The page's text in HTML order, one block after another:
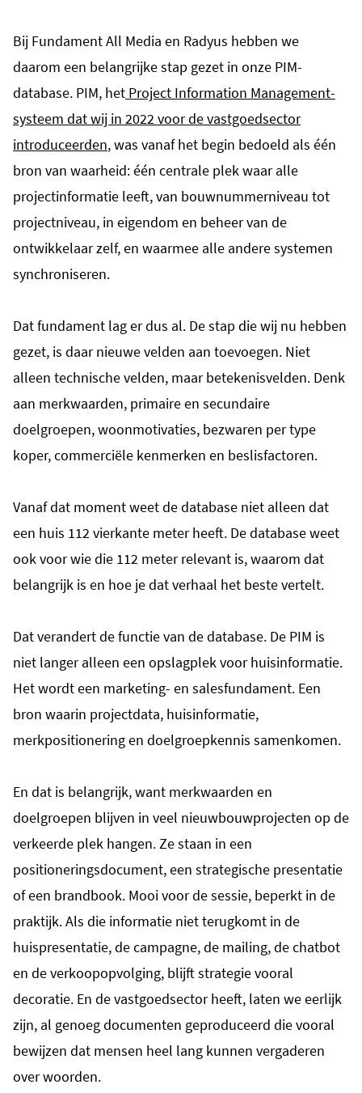
Bij Fundament All Media en Radyus hebben we
daarom een belangrijke stap gezet in onze PIM-
database. PIM, het Project Information Management-
systeem dat wij in 2022 voor de vastgoedsector
introduceerden, was vanaf het begin bedoeld als één
bron van waarheid: één centrale plek waar alle
projectinformatie leeft, van bouwnummerniveau tot
projectniveau, in eigendom en beheer van de
ontwikkelaar zelf, en waarmee alle andere systemen
synchroniseren.
Dat fundament lag er dus al. De stap die wij nu hebben
gezet, is daar nieuwe velden aan toevoegen. Niet
alleen technische velden, maar betekenisvelden. Denk
aan merkwaarden, primaire en secundaire
doelgroepen, woonmotivaties, bezwaren per type
koper, commerciële kenmerken en beslisfactoren.
Vanaf dat moment weet de database niet alleen dat
een huis 112 vierkante meter heeft. De database weet
ook voor wie die 112 meter relevant is, waarom dat
belangrijk is en hoe je dat verhaal het beste vertelt.
Dat verandert de functie van de database. De PIM is
niet langer alleen een opslagplek voor huisinformatie.
Het wordt een marketing- en salesfundament. Een
bron waarin projectdata, huisinformatie,
merkpositionering en doelgroepkennis samenkomen.
En dat is belangrijk, want merkwaarden en
doelgroepen blijven in veel nieuwbouwprojecten op de
verkeerde plek hangen. Ze staan in een
positioneringsdocument, een strategische presentatie
of een brandbook. Mooi voor de sessie, beperkt in de
praktijk. Als die informatie niet terugkomt in de
huispresentatie, de campagne, de mailing, de chatbot
en de verkoopopvolging, blijft strategie vooral
decoratie. En de vastgoedsector heeft, laten we eerlijk
zijn, al genoeg documenten geproduceerd die vooral
bewijzen dat mensen heel lang kunnen vergaderen
over woorden.